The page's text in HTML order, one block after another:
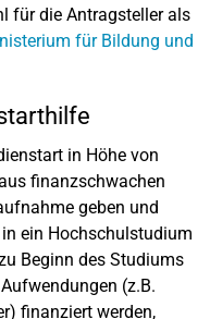
für die Antragsteller als
für Bildung und
in Höhe von
finanzschwachen
geben und
ein Hochschulstudium
Beginn des Studiums
(z.B.
finanziert werden,